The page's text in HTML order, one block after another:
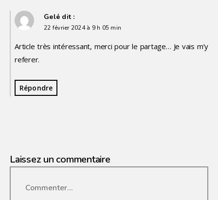
Gelé dit :
22 février 2024 à 9 h 05 min
Article très intéressant, merci pour le partage… Je vais m’y
referer.
Répondre
Laissez un commentaire